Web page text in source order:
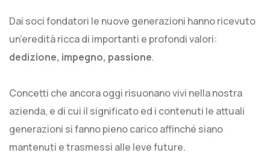
Dai soci fondatori le nuove generazioni hanno ricevuto
un’eredità ricca di importanti e profondi valori:
dedizione, impegno, passione.
Concetti che ancora oggi risuonano vivi nella nostra
azienda, e di cui il significato ed i contenuti le attuali
generazioni si fanno pieno carico affinché siano
mantenuti e trasmessi alle leve future.